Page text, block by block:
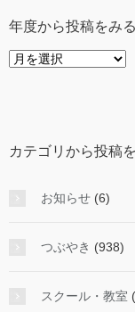
年度から投稿をみる
年
稿
み
カテゴリから投稿
お知らせ (6)
つぶやき (938)
スクール・教室